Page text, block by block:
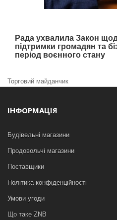
Рада ухвалила Закон
підтримки громадян та
період воєнного стану
Торговий майданчик
ІНФОРМАЦІЯ
Будівельні магазини
Продовольчі магазини
Поставщики
Політика конфіденційності
Умови угоди
Що таке ZNB